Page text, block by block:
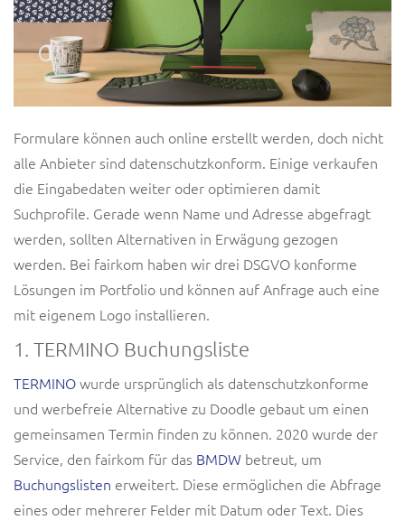
Formulare können auch online erstellt werden, doch nicht
alle Anbieter sind datenschutzkonform. Einige verkaufen
die Eingabedaten weiter oder optimieren damit
Suchprofile. Gerade wenn Name und Adresse abgefragt
werden, sollten Alternativen in Erwägung gezogen
werden. Bei fairkom haben wir drei DSGVO konforme
Lösungen im Portfolio und können auf Anfrage auch eine
mit eigenem Logo installieren.
1. TERMINO Buchungsliste
TERMINOwurde ursprünglich als datenschutzkonforme
und werbefreie Alternative zu Doodle gebaut um einen
gemeinsamen Termin finden zu können. 2020 wurde der
Service, den fairkom für das BMDW betreut, um
Buchungslisten erweitert. Diese ermöglichen die Abfrage
eines oder mehrerer Felder mit Datum oder Text. Dies